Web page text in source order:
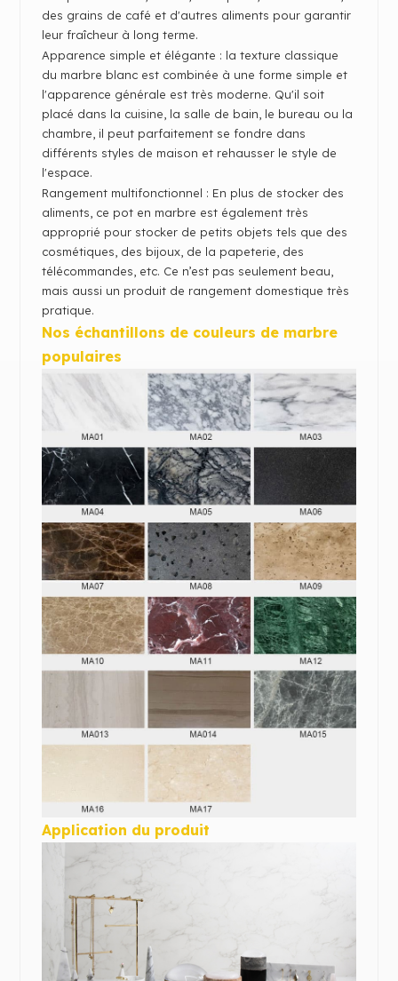
des grains de café et d'autres aliments pour garantir
leur fraîcheur à long terme.
Apparence simple et élégante : la texture classique
du marbre blanc est combinée à une forme simple et
l'apparence générale est très moderne. Qu'il soit
placé dans la cuisine, la salle de bain, le bureau ou la
chambre, il peut parfaitement se fondre dans
différents styles de maison et rehausser le style de
l'espace.
Rangement multifonctionnel : En plus de stocker des
aliments, ce pot en marbre est également très
approprié pour stocker de petits objets tels que des
cosmétiques, des bijoux, de la papeterie, des
télécommandes, etc. Ce n’est pas seulement beau,
mais aussi un produit de rangement domestique très
pratique.
Nos échantillons de couleurs de marbre
populaires
Application du produit